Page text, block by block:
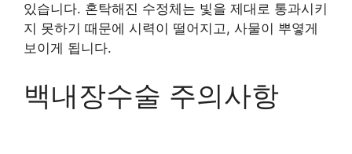
있습니다. 혼탁해진 수정체는 빛을 제대로 통과시키
지 못하기 때문에 시력이 떨어지고, 사물이 뿌옇게
보이게 됩니다.
백내장수술 주의사항